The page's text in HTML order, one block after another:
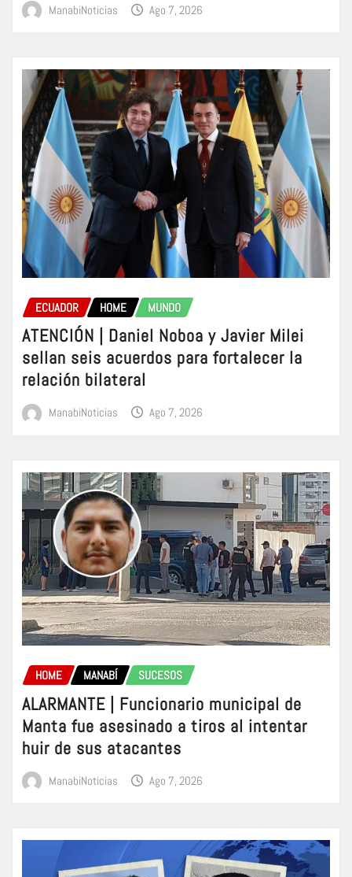
ManabiNoticias Ago 7, 2026
ECUADOR HOME MUNDO
ATENCIÓN | Daniel Noboa y Javier Milei
sellan seis acuerdos para fortalecer la
relación bilateral
ManabiNoticias Ago 7, 2026
HOME MANABÍ SUCESOS
ALARMANTE | Funcionario municipal de
Manta fue asesinado a tiros al intentar
huir de sus atacantes
ManabiNoticias Ago 7, 2026